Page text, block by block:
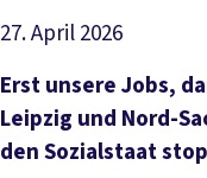
27. April 2026
Artikel lesen
Erst unsere Jobs,
Leipzig und Nord-
den Sozialstaat